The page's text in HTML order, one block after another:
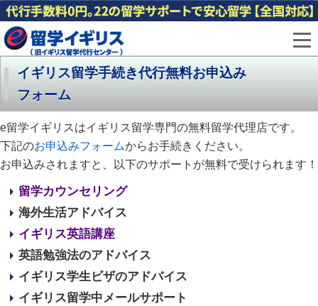
イギリス留学手続き代行無料お申込み
フォーム
e留学イギリスはイギリス留学専門の無料留学代理店です。
下記のお申込みフォームからお手続きください。
お申込みされますと、以下のサポートが無料で受けられます！
留学カウンセリング
海外生活アドバイス
イギリス英語講座
英語勉強法のアドバイス
イギリス学生ビザのアドバイス
イギリス留学中メールサポート